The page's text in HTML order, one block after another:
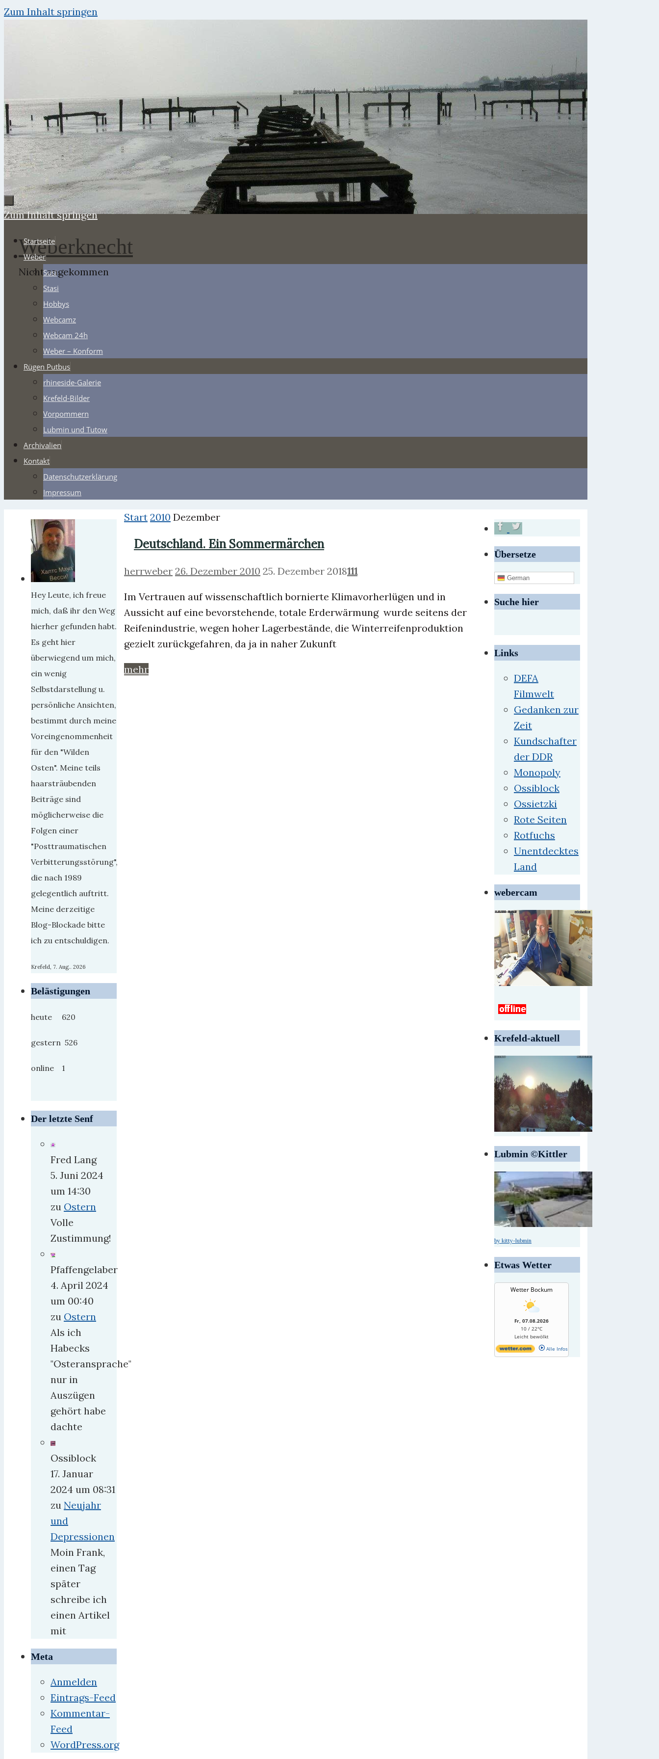
Zum Inhalt springen
Weberknecht
Nicht angekommen
Zum Inhalt springen
Startseite
Weber
Susi
Stasi
Hobbys
Webcamz
Webcam 24h
Weber – Konform
Rügen Putbus
rhineside-Galerie
Krefeld-Bilder
Vorpommern
Lubmin und Tutow
Archivalien
Kontakt
Datenschutzerklärung
Impressum
Start 2010 Dezember
Deutschland. Ein Sommermärchen
herrweber 26. Dezember 2010 25. Dezember 2018111
Im Vertrauen auf wissenschaftlich bornierte Klimavorherlügen und in
Aussicht auf eine bevorstehende, totale Erderwärmung wurde seitens der
Reifenindustrie, wegen hoher Lagerbestände, die Winterreifenproduktion
gezielt zurückgefahren, da ja in naher Zukunft
mehr
Hey Leute, ich freue
mich, daß ihr den Weg
hierher gefunden habt.
Es geht hier
überwiegend um mich,
ein wenig
Selbstdarstellung u.
persönliche Ansichten,
bestimmt durch meine
Voreingenommenheit
für den "Wilden
Osten". Meine teils
haarsträubenden
Beiträge sind
möglicherweise die
Folgen einer
"Posttraumatischen
Verbitterungsstörung",
die nach 1989
gelegentlich auftritt.
Meine derzeitige
Blog-Blockade bitte
ich zu entschuldigen.
Krefeld, 7. Aug.. 2026
Belästigungen
heute 620
gestern 526
online 1
Der letzte Senf
Fred Lang
5. Juni 2024
um 14:30
zu Ostern
Volle
Zustimmung!
Pfaffengelaber
4. April 2024
um 00:40
zu Ostern
Als ich
Habecks
"Osteransprache"
nur in
Auszügen
gehört habe
dachte
Ossiblock
17. Januar
2024 um 08:31
zu Neujahr
und
Depressionen
Moin Frank,
einen Tag
später
schreibe ich
einen Artikel
mit
Meta
Anmelden
Eintrags-Feed
Kommentar-
Feed
WordPress.org
Übersetze
German
Suche hier
Links
DEFA
Filmwelt
Gedanken zur
Zeit
Kundschafter
der DDR
Monopoly
Ossiblock
Ossietzki
Rote Seiten
Rotfuchs
Unentdecktes
Land
webercam
Krefeld-aktuell
Lubmin ©Kittler
by kitty-lubmin
Etwas Wetter
Wetter Bockum
Fr, 07.08.2026
10 / 22°C
Leicht bewölkt
Alle Infos